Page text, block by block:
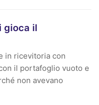
gioca il
in ricevitoria con
il portafoglio vuoto e
non avevano